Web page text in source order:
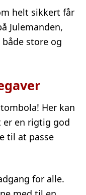
helt sikkert får
Julemanden,
store og
Her kan
er en rigtig god
til at passe
for alle.